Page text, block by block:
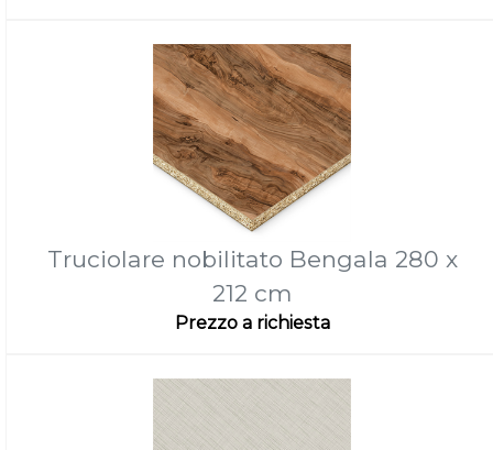
Truciolare nobilitato Bengala 280 x
212 cm
Prezzo a richiesta